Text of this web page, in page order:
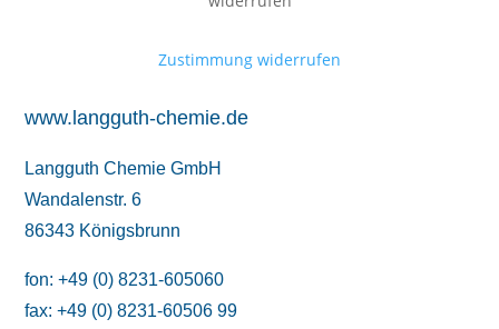
Zustimmung widerrufen
www.langguth-chemie.de
Langguth Chemie GmbH
Wandalenstr. 6
86343 Königsbrunn
fon: +49 (0) 8231-605060
fax: +49 (0) 8231-60506 99